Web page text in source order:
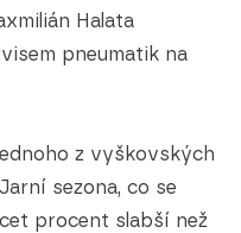
Halata
pneumatik na
z vyškovských
sezona, co se
procent slabší než